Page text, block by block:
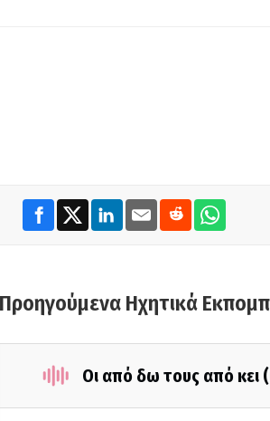
Προηγούμενα Ηχητικά
Οι από δω τους από κει